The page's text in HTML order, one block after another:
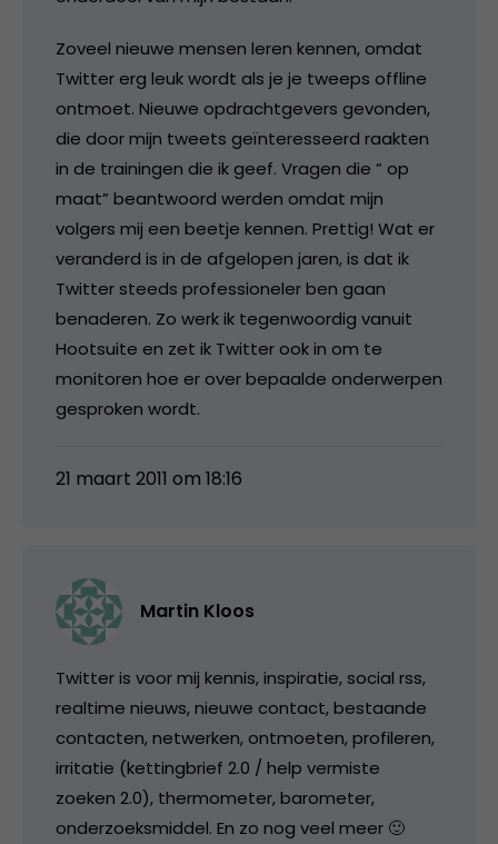
Zoveel nieuwe mensen leren kennen, omdat
Twitter erg leuk wordt als je je tweeps offline
ontmoet. Nieuwe opdrachtgevers gevonden,
die door mijn tweets geïnteresseerd raakten
in de trainingen die ik geef. Vragen die ” op
maat” beantwoord werden omdat mijn
volgers mij een beetje kennen. Prettig! Wat er
veranderd is in de afgelopen jaren, is dat ik
Twitter steeds professioneler ben gaan
benaderen. Zo werk ik tegenwoordig vanuit
Hootsuite en zet ik Twitter ook in om te
monitoren hoe er over bepaalde onderwerpen
gesproken wordt.
21 maart 2011 om 18:16
Martin Kloos
Twitter is voor mij kennis, inspiratie, social rss,
realtime nieuws, nieuwe contact, bestaande
contacten, netwerken, ontmoeten, profileren,
irritatie (kettingbrief 2.0 / help vermiste
zoeken 2.0), thermometer, barometer,
onderzoeksmiddel. En zo nog veel meer 🙂